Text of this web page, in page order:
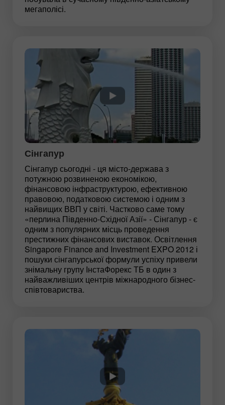
мегаполісі.
Сінгапур
Сінгапур сьогодні - ця місто-держава з
потужною розвиненою економікою,
фінансовою інфраструктурою, ефективною
правовою, податковою системою і одним з
найвищих ВВП у світі. Частково саме тому
«перлина Південно-Східної Азії» - Сінгапур - є
одним з популярних місць проведення
престижних фінансових виставок. Освітлення
Singapore Finance and Investment EXPO 2012 і
пошуки сінгапурської формули успіху привели
знімальну групу ІнстаФорекс ТБ в один з
найважливіших центрів міжнародного бізнес-
співтовариства.